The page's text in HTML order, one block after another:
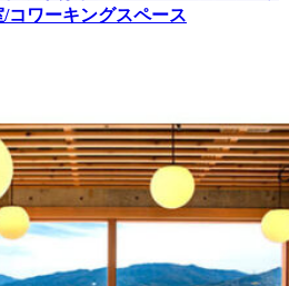
コワーキングスペース